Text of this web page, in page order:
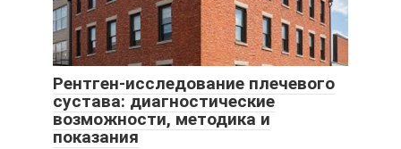
Рентген-исследование плечевого
сустава: диагностические
возможности, методика и
показания